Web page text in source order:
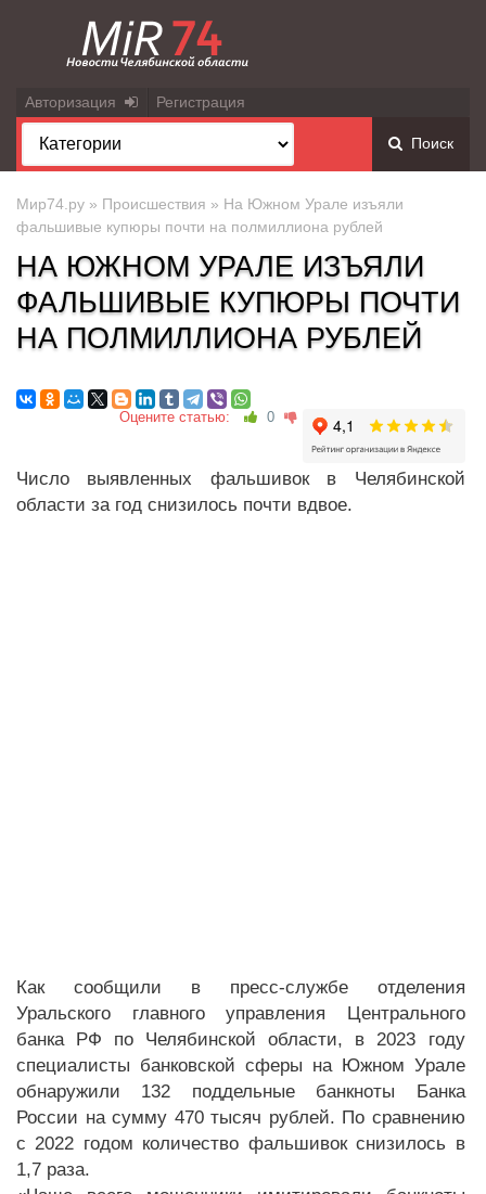
Авторизация Регистрация
Поиск
Мир74.ру » Происшествия » На Южном Урале изъяли
фальшивые купюры почти на полмиллиона рублей
НА ЮЖНОМ УРАЛЕ ИЗЪЯЛИ
ФАЛЬШИВЫЕ КУПЮРЫ ПОЧТИ
НА ПОЛМИЛЛИОНА РУБЛЕЙ
Оцените статью: 0
Число выявленных фальшивок в Челябинской
области за год снизилось почти вдвое.
Как сообщили в пресс-службе отделения
Уральского главного управления Центрального
банка РФ по Челябинской области, в 2023 году
специалисты банковской сферы на Южном Урале
обнаружили 132 поддельные банкноты Банка
России на сумму 470 тысяч рублей. По сравнению
с 2022 годом количество фальшивок снизилось в
1,7 раза.